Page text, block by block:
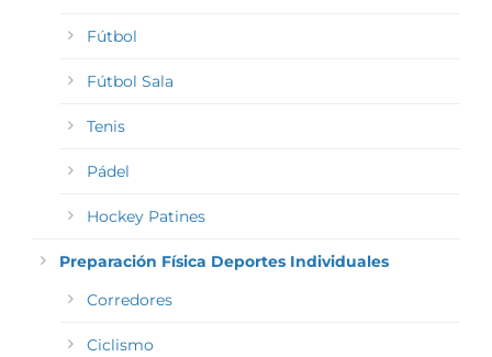
Fútbol
Fútbol Sala
Tenis
Pádel
Hockey Patines
Preparación Física Deportes Individuales
Corredores
Ciclismo